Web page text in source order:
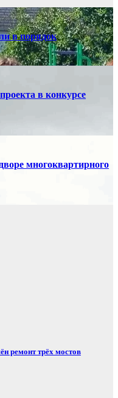
в порядок
в конкурсе
многоквартирного
ремонт трёх мостов